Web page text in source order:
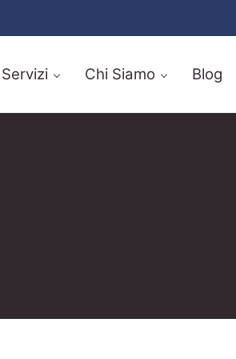
Servizi Chi Siamo Blog